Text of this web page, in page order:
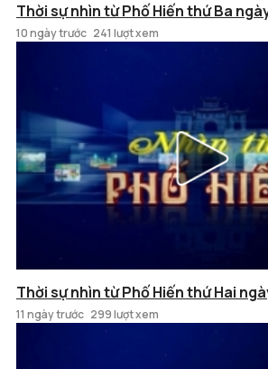
Thời sự nhìn từ Phố Hiến thứ Ba
10 ngày trước 241 lượt xem
Thời sự nhìn từ Phố Hiến thứ Hai
11 ngày trước 299 lượt xem